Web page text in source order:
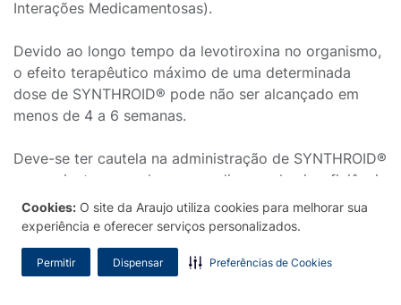
Cookies: O site da Araujo utiliza cookies para melhorar sua
experiência e oferecer serviços personalizados.
Permitir Dispensar Preferências de Cookies
Interações Medicamentosas).
Devido ao longo tempo da levotiroxina no organismo,
o efeito terapêutico máximo de uma determinada
dose de SYNTHROID® pode não ser alcançado em
menos de 4 a 6 semanas.
Deve-se ter cautela na administração de SYNTHROID®
em pacientes com doença cardiovascular, insuficiência
adrenal (doença na glândula adrenal, que produz
vários hormônios, como corticosteroides, aldosterona
(que ajuda na regulação da pressão arterial), entre
outros) e pacientes idosos.